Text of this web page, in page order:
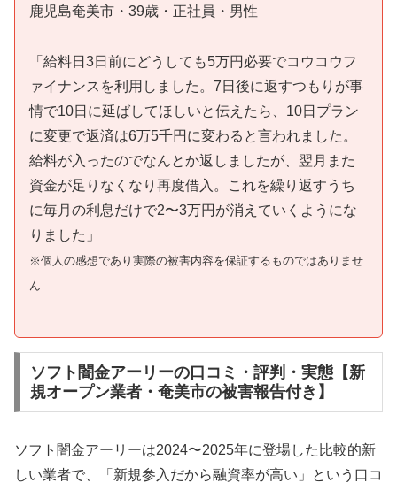
鹿児島奄美市・39歳・正社員・男性
「給料日3日前にどうしても5万円必要でコウコウフ
ァイナンスを利用しました。7日後に返すつもりが事
情で10日に延ばしてほしいと伝えたら、10日プラン
に変更で返済は6万5千円に変わると言われました。
給料が入ったのでなんとか返しましたが、翌月また
資金が足りなくなり再度借入。これを繰り返すうち
に毎月の利息だけで2〜3万円が消えていくようにな
りました」
※個人の感想であり実際の被害内容を保証するものではありませ
ん
ソフト闇金アーリーの口コミ・評判・実態【新
規オープン業者・奄美市の被害報告付き】
ソフト闇金アーリーは2024〜2025年に登場した比較的新
しい業者で、「新規参入だから融資率が高い」という口コ